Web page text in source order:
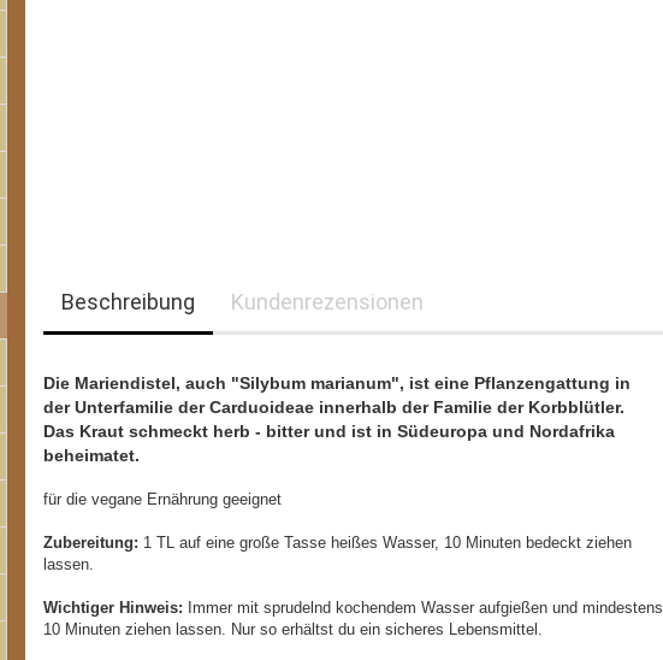
Beschreibung Kundenrezensionen
Die Mariendistel, auch "Silybum marianum", ist eine Pflanzengattung in
der Unterfamilie der Carduoideae innerhalb der Familie der Korbblütler.
Das Kraut schmeckt herb - bitter und ist in Südeuropa und Nordafrika
beheimatet.
für die vegane Ernährung geeignet
Zubereitung: 1 TL auf eine große Tasse heißes Wasser, 10 Minuten bedeckt ziehen
lassen.
Wichtiger Hinweis: Immer mit sprudelnd kochendem Wasser aufgießen und mindestens
10 Minuten ziehen lassen. Nur so erhältst du ein sicheres Lebensmittel.